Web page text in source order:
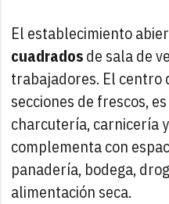
El establecimiento
cuadradosde sala de
trabajadores. El centro
secciones de frescos,
charcutería, carnicería
complementa con
panadería, bodega,
alimentación seca.